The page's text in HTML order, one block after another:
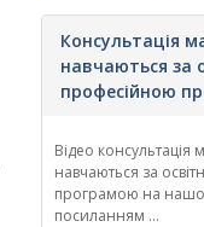
Консультація
навчаються за
професійною
Відео консультація
навчаються за
програмою на
посиланням ...